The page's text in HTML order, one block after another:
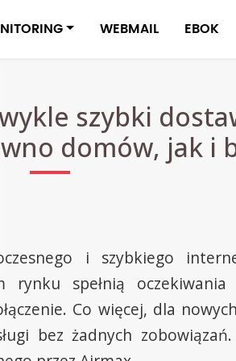
WEBMAIL EBOK
szybki
domów, jak i
i szybkiego
spełnią oczekiwania
Co więcej, dla
bez żadnych